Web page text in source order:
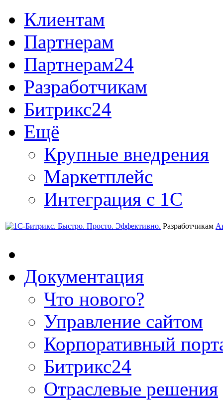
Клиентам
Партнерам
Партнерам24
Разработчикам
Битрикс24
Ещё
Крупные внедрения
Маркетплейс
Интеграция с 1С
Разработчикам
Документация
Что нового?
Управление сайтом
Корпоративный
Битрикс24
Отраслевые решения